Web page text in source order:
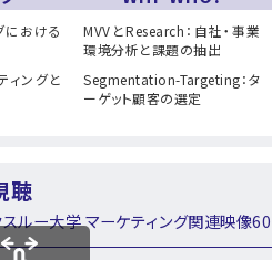
における
ィングと
MVVとResearch：自社・事業
環境分析と課題の抽出
Segmentation-Targeting：タ
ーゲット顧客の選定
聴
スルー大学 マーケティング関連映像